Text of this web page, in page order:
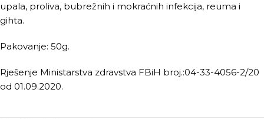
upala, proliva, bubrežnih i mokraćnih infekcija, reuma i
gihta.
Pakovanje: 50g.
Rješenje Ministarstva zdravstva FBiH broj.:04-33-4056-2/20
od 01.09.2020.